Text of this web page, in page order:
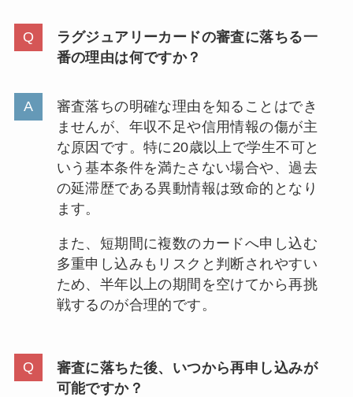
ラグジュアリーカードの審査に落ちる一
番の理由は何ですか？
審査落ちの明確な理由を知ることはでき
ませんが、年収不足や信用情報の傷が主
な原因です。特に20歳以上で学生不可と
いう基本条件を満たさない場合や、過去
の延滞歴である異動情報は致命的となり
ます。
また、短期間に複数のカードへ申し込む
多重申し込みもリスクと判断されやすい
ため、半年以上の期間を空けてから再挑
戦するのが合理的です。
審査に落ちた後、いつから再申し込みが
可能ですか？